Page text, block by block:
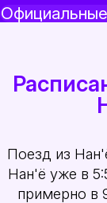
Поезд из
Нан'ё уже в
примерно в